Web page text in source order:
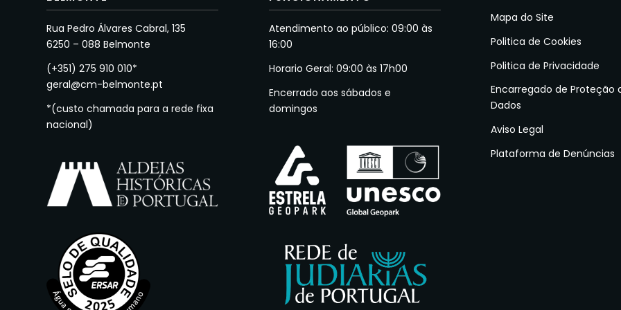
Rua Pedro Álvares Cabral, 135
6250 – 088 Belmonte
(+351) 275 910 010*
geral@cm-belmonte.pt
*(custo chamada para a rede fixa
nacional)
Atendimento ao público: 09:00 às
16:00
Horario Geral: 09:00 às 17h00
Encerrado aos sábados e
domingos
Mapa do Site
Politica de Cookies
Politica de Privacidade
Encarregado de Proteção
Dados
Aviso Legal
Plataforma de Denúncias